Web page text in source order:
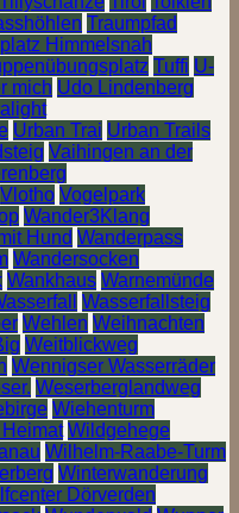
Traumpfad
Himmelsnah
Tuffi U-
mich Udo Lindenberg
Urban Trai Urban Trails
Vaihingen an der
Vlotho Vogelpark
Wander3Klang
Hund Wanderpass
Wandersocken
Wankhaus Warnemünde
Wasserfallsteig
Wehlen Weihnachten
Weitblickweg
Wennigser Wasserräder
Weserberglandweg
Wiehenturm
Wildgehege
Wilhelm-Raabe-Turm
Winterwanderung
Dörverden